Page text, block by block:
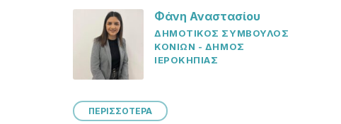
Φάνη Αναστασίου
ΔΗΜΟΤΙΚΟΣ ΣΥΜΒΟΥΛΟΣ
ΚΟΝΙΩΝ - ΔΗΜΟΣ
ΙΕΡΟΚΗΠΙΑΣ
ΠΕΡΙΣΣΟΤΕΡΑ